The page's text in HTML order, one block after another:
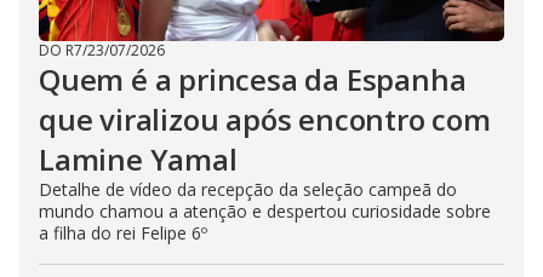
DO R7/23/07/2026
Quem é a princesa da Espanha
que viralizou após encontro com
Lamine Yamal
Detalhe de vídeo da recepção da seleção campeã do
mundo chamou a atenção e despertou curiosidade sobre
a filha do rei Felipe 6º